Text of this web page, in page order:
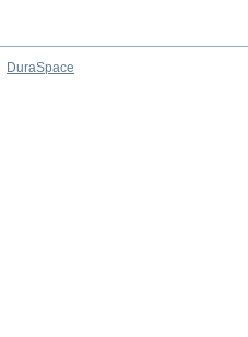
DuraSpace